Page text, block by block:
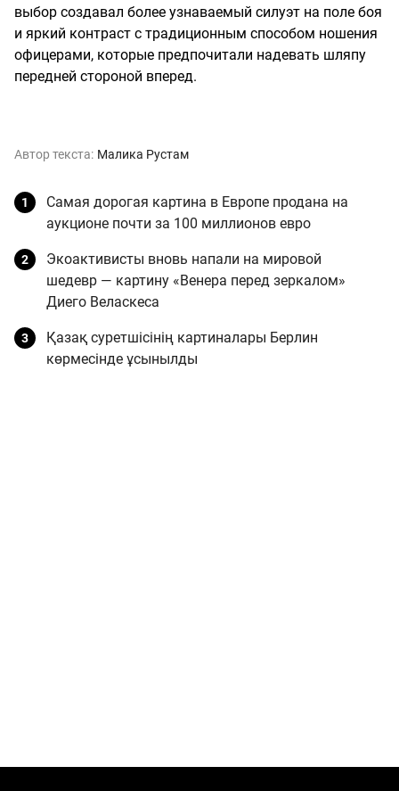
выбор создавал более узнаваемый силуэт на поле боя
и яркий контраст с традиционным способом ношения
офицерами, которые предпочитали надевать шляпу
передней стороной вперед.
Автор текста: Малика Рустам
Самая дорогая картина в Европе продана на
аукционе почти за 100 миллионов евро
Экоактивисты вновь напали на мировой
шедевр — картину «Венера перед зеркалом»
Диего Веласкеса
Қазақ суретшісінің картиналары Берлин
көрмесінде ұсынылды